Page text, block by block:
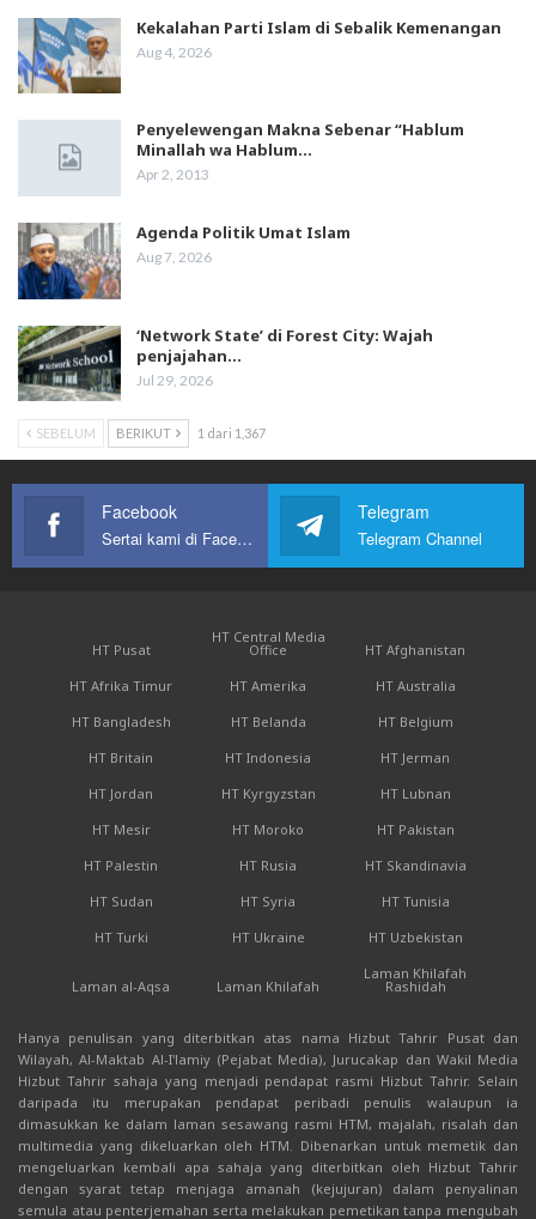
Kekalahan Parti Islam di Sebalik Kemenangan
Aug 4, 2026
Penyelewengan Makna Sebenar “Hablum
Minallah wa Hablum…
Apr 2, 2013
Agenda Politik Umat Islam
Aug 7, 2026
‘Network State’ di Forest City: Wajah
penjajahan…
Jul 29, 2026
SEBELUM BERIKUT 1 dari 1,367
Facebook
Sertai kami di Facebook
Telegram
Telegram Channel
HT Pusat
HT Central Media
Office
HT Afghanistan
HT Afrika Timur
HT Amerika
HT Australia
HT Bangladesh
HT Belanda
HT Belgium
HT Britain
HT Indonesia
HT Jerman
HT Jordan
HT Kyrgyzstan
HT Lubnan
HT Mesir
HT Moroko
HT Pakistan
HT Palestin
HT Rusia
HT Skandinavia
HT Sudan
HT Syria
HT Tunisia
HT Turki
HT Ukraine HT Uzbekistan
Laman al-Aqsa Laman Khilafah
Laman Khilafah
Rashidah
Hanya penulisan yang diterbitkan atas nama Hizbut Tahrir Pusat dan
Wilayah, Al-Maktab Al-I'lamiy (Pejabat Media), Jurucakap dan Wakil Media
Hizbut Tahrir sahaja yang menjadi pendapat rasmi Hizbut Tahrir. Selain
daripada itu merupakan pendapat peribadi penulis walaupun ia
dimasukkan ke dalam laman sesawang rasmi HTM, majalah, risalah dan
multimedia yang dikeluarkan oleh HTM. Dibenarkan untuk memetik dan
mengeluarkan kembali apa sahaja yang diterbitkan oleh Hizbut Tahrir
dengan syarat tetap menjaga amanah (kejujuran) dalam penyalinan
semula atau penterjemahan serta melakukan pemetikan tanpa mengubah